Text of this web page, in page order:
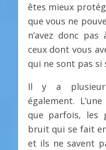
êtes mieux
que vous ne
n’avez donc
ceux dont vous
qui ne sont pas si
Il y a
également.
que parfois, les
bruit qui se fait
et ils ne savent